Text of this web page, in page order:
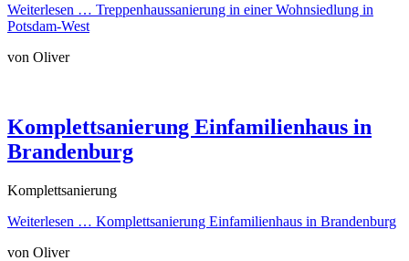
Weiterlesen … Treppenhaussanierung in einer Wohnsiedlung in
Potsdam-West
von Oliver
Komplettsanierung Einfamilienhaus in
Brandenburg
Komplettsanierung
Weiterlesen … Komplettsanierung Einfamilienhaus in Brandenburg
von Oliver